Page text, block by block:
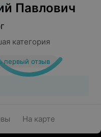
Павлович
категория
первый отзыв
На карте